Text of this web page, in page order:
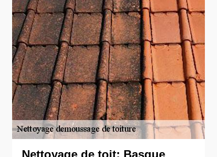
Nettoyage de toit: Basque